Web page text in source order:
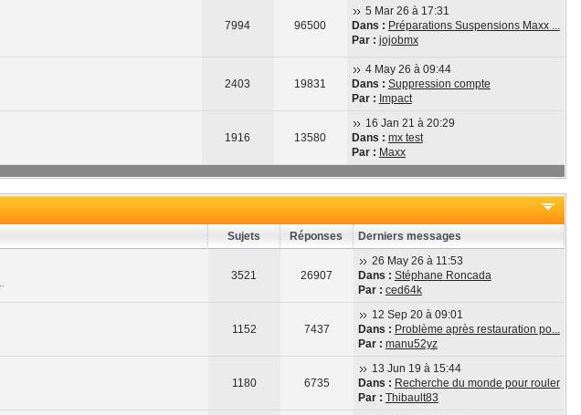
7994 96500
5 Mar 26 à 17:31
Dans : Préparations Suspensions Maxx ...
Par : jojobmx
2403 19831
4 May 26 à 09:44
Dans : Suppression compte
Par : Impact
1916 13580
16 Jan 21 à 20:29
Dans : mx test
Par : Maxx
Sujets Réponses Derniers messages
3521 26907
26 May 26 à 11:53
Dans : Stéphane Roncada
Par : ced64k
1152 7437
12 Sep 20 à 09:01
Dans : Problème après restauration po...
Par : manu52yz
1180 6735
13 Jun 19 à 15:44
Dans : Recherche du monde pour rouler
Par : Thibault83